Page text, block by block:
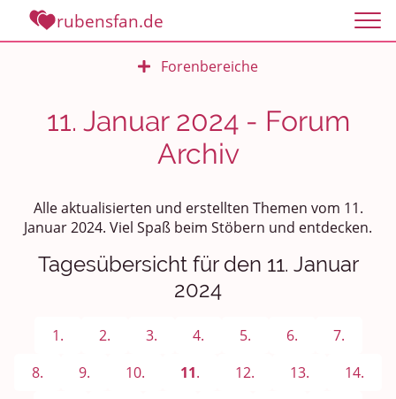
rubensfan.de
Forenbereiche
Rundum Leben
Politik und Weltgeschehen
Persönliches
Treffen und Stammtische
11. Januar 2024 - Forum
Archiv
Alle aktualisierten und erstellten Themen vom 11.
Januar 2024. Viel Spaß beim Stöbern und entdecken.
Tagesübersicht für den 11. Januar
2024
1. 2. 3. 4. 5. 6.
7.
8.
9. 10. 11. 12. 13.
14.